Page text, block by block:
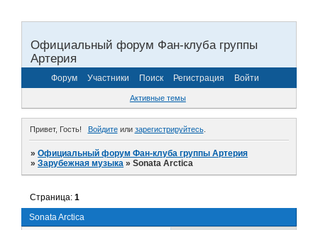
Официальный форум Фан-клуба группы
Артерия
Форум Участники Поиск Регистрация Войти
Активные темы
Привет, Гость! Войдитеили зарегистрируйтесь.
»Официальный форум Фан-клуба группы Артерия
»Зарубежная музыка »Sonata Arctica
Sonata Arctica
Страница:1